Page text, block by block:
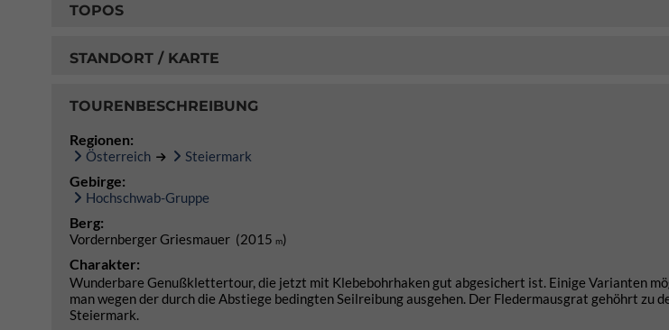
TOPOS
STANDORT / KARTE
TOURENBESCHREIBUNG
Regionen:
Österreich Steiermark
Gebirge:
Hochschwab-Gruppe
Berg:
Vordernberger Griesmauer (2015 m)
Charakter:
Wunderbare Genußklettertour, die jetzt mit Klebebohrhaken gut abgesichert ist. Einige Varianten
man wegen der durch die Abstiege bedingten Seilreibung ausgehen. Der Fledermausgrat gehöhrt zu
Steiermark.